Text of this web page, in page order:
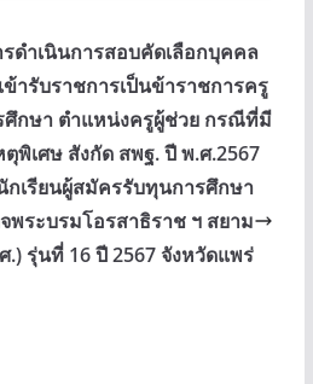
ดำเนินการสอบคัดเลือกบุคคล
ข้ารับราชการเป็นข้าราชการครู
ศึกษา ตำแหน่งครูผู้ช่วย กรณีที่มี
พิเศษ สังกัด สพฐ. ปี พ.ศ.2567
กเรียนผู้สมัครรับทุนการศึกษา
พระบรมโอรสาธิราช ฯ สยาม
รุ่นที่ 16 ปี 2567 จังหวัดแพร่